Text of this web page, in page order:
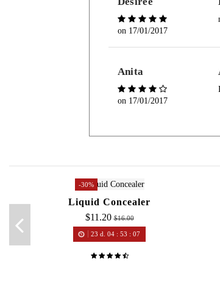
on 17/01/2017
Anita
on 17/01/2017
-30%
Liquid Concealer
$11.20 $16.00
23 d. 04 :53 :07